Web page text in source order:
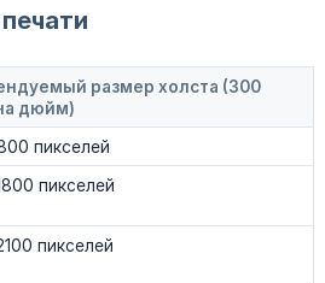
размер холста (300
дюйм)
пикселей
пикселей
пикселей